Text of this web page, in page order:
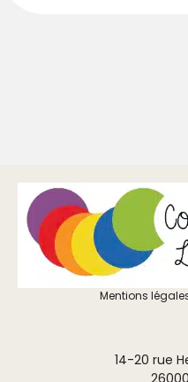
Mentions
14-20 rue